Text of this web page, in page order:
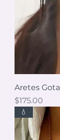
Aretes Gota
Precio
$175.00
💧